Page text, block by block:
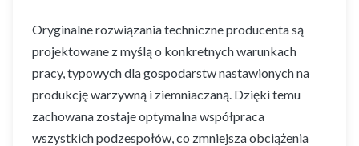
Oryginalne rozwiązania techniczne producenta są
projektowane z myślą o konkretnych warunkach
pracy, typowych dla gospodarstw nastawionych na
produkcję warzywną i ziemniaczaną. Dzięki temu
zachowana zostaje optymalna współpraca
wszystkich podzespołów, co zmniejsza obciążenia